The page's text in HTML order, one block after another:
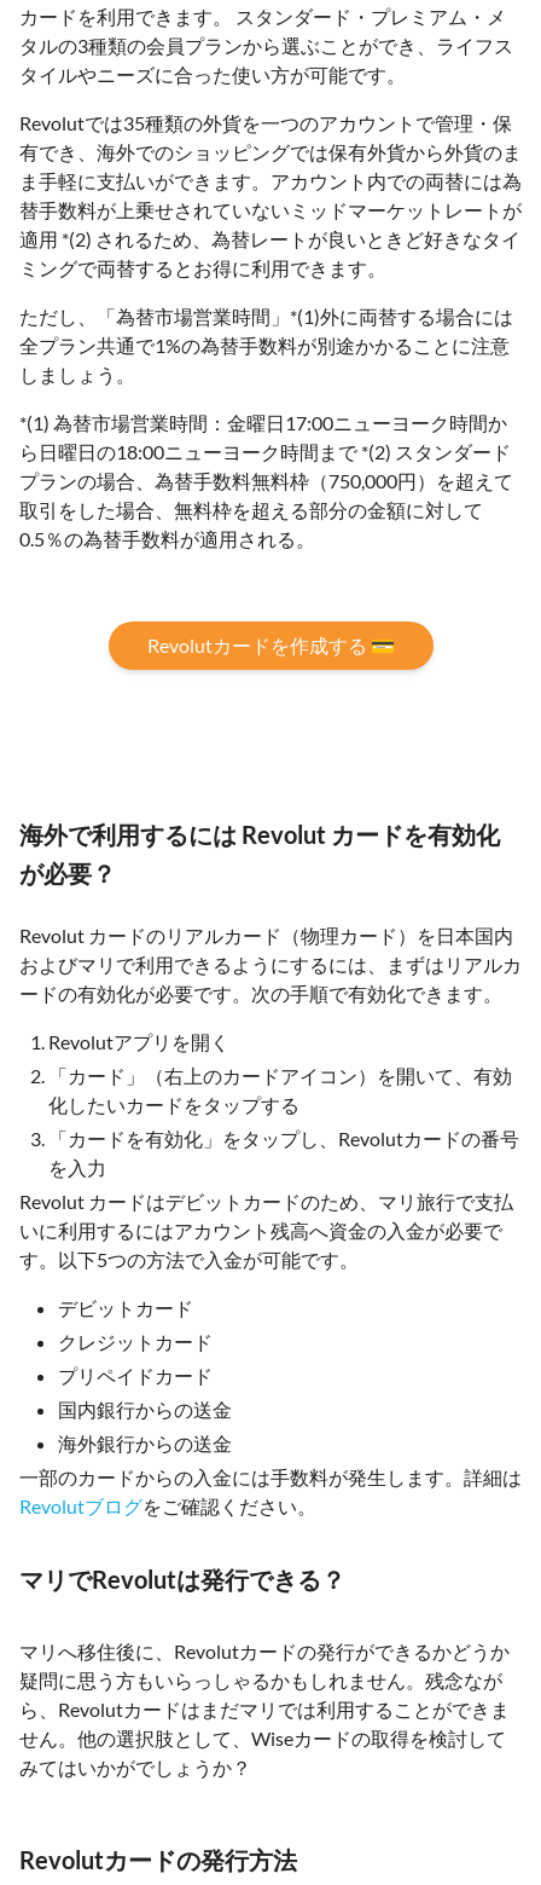
カードを利用できます。 スタンダード・プレミアム・メ
タルの3種類の会員プランから選ぶことができ、ライフス
タイルやニーズに合った使い方が可能です。
Revolutでは35種類の外貨を一つのアカウントで管理・保
有でき、海外でのショッピングでは保有外貨から外貨のま
ま手軽に支払いができます。アカウント内での両替には為
替手数料が上乗せされていないミッドマーケットレートが
適用 *(2) されるため、為替レートが良いときど好きなタイ
ミングで両替するとお得に利用できます。
ただし、「為替市場営業時間」*(1)外に両替する場合には
全プラン共通で1%の為替手数料が別途かかることに注意
しましょう。
*(1) 為替市場営業時間：金曜日17:00ニューヨーク時間か
ら日曜日の18:00ニューヨーク時間まで *(2) スタンダード
プランの場合、為替⼿数料無料枠（750,000円）を超えて
取引をした場合、無料枠を超える部分の金額に対して
0.5％の為替手数料が適用される。
Revolutカードを作成する 💳
海外で利用するには Revolut カードを有効化
が必要？
Revolut カードのリアルカード（物理カード）を日本国内
およびマリで利用できるようにするには、まずはリアルカ
ードの有効化が必要です。次の手順で有効化できます。
Revolutアプリを開く
「カード」（右上のカードアイコン）を開いて、有効
化したいカードをタップする
「カードを有効化」をタップし、Revolutカードの番号
を入力
Revolut カードはデビットカードのため、マリ旅行で支払
いに利用するにはアカウント残高へ資金の入金が必要で
す。以下5つの方法で入金が可能です。
デビットカード
クレジットカード
プリペイドカード
国内銀行からの送金
海外銀行からの送金
一部のカードからの入金には手数料が発生します。詳細は
Revolutブログをご確認ください。
マリでRevolutは発行できる？
マリへ移住後に、Revolutカードの発行ができるかどうか
疑問に思う方もいらっしゃるかもしれません。残念なが
ら、Revolutカードはまだマリでは利用することができま
せん。他の選択肢として、Wiseカードの取得を検討して
みてはいかがでしょうか？
Revolutカードの発行方法